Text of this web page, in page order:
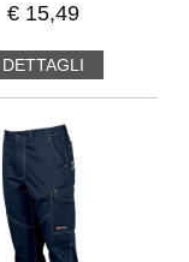
€ 15,49
DETTAGLI